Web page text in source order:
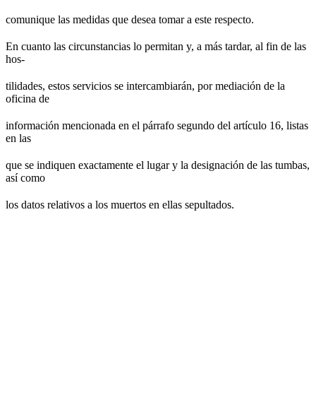
comunique las medidas que desea tomar a este respecto.
En cuanto las circunstancias lo permitan y, a más tardar, al fin de las
hos-
tilidades, estos servicios se intercambiarán, por mediación de la
oficina de
información mencionada en el párrafo segundo del artículo 16, listas
en las
que se indiquen exactamente el lugar y la designación de las tumbas,
así como
los datos relativos a los muertos en ellas sepultados.